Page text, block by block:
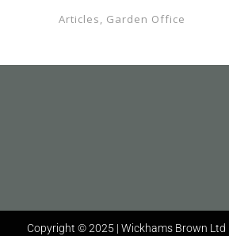
Articles Garden Office
Copyright © 2025 | Wickhams Brown Ltd